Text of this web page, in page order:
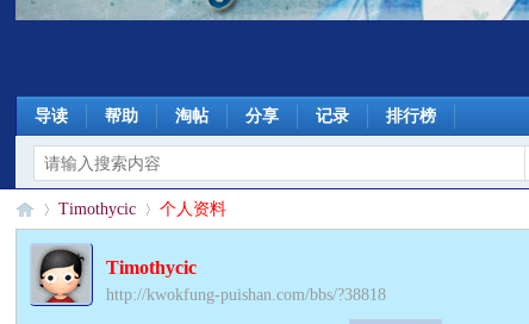
导读 帮助 淘帖 分享 记录 排行榜
›
Timothycic 个人资料
Timothycic
http://kwokfung-puishan.com/bbs/?38818